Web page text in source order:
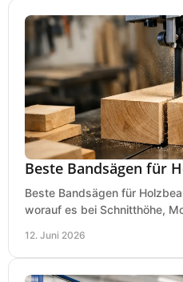
Beste Bandsägen für
Beste Bandsägen für
worauf es bei Schnitthöhe,
12. Juni 2026